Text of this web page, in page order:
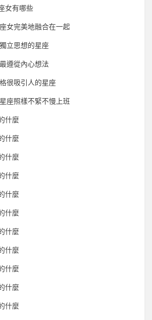
女有哪些
女完美地融合在一起
立思想的星座
遵從內心想法
很吸引人的星座
座照樣不緊不慢上班
什麼
什麼
什麼
什麼
什麼
什麼
什麼
什麼
什麼
什麼
什麼